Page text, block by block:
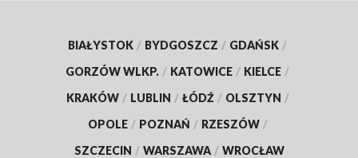
BIAŁYSTOK / BYDGOSZCZ / GDAŃSK /
GORZÓW WLKP. / KATOWICE / KIELCE /
KRAKÓW / LUBLIN / ŁÓDŹ / OLSZTYN /
OPOLE / POZNAŃ / RZESZÓW /
SZCZECIN / WARSZAWA / WROCŁAW